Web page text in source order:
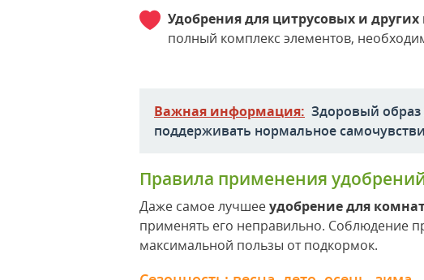
Удобрения для цитрусовых и
полный комплекс элементов,
Важная информация: Здоровый образ
поддерживать нормальное
Правила применения
Даже самое лучшееудобрение для
применять его неправильно. Соблюдение
максимальной пользы от подкормок.